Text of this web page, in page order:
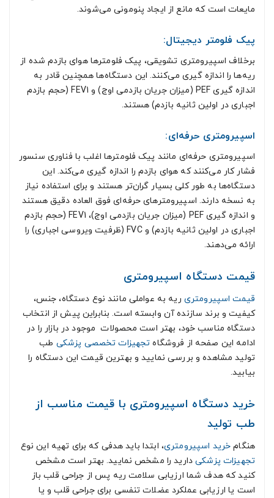
مایعات است که مانع از ایجاد پنومونی می‌شوند.
پیک فلومتر دیجیتال:
برخلاف اسپیرومتری تشویقی، پیک فلومترها هوای بازدم شده از
ریه‌ها را اندازه گیری می‌کنند. این دستگاه‌ها همچنین قادر به
اندازه گیری PEF (میزان جریان بازدمی اوج) و FEV1 (حجم بازدم
اجباری در اولین ثانیه بازدم) هستند.
اسپیرومتری حرفه‌ای:
اسپیرومتری حرفه‌ای مانند پیک فلومترها اغلب با فناوری سنسور
فشار کار می‌کنند که هوای بازدم را اندازه گیری می‌کند. این
دستگاه‌ها به طور کلی بسیار گران‌تر هستند و برای استفاده نیاز
به نسخه دارند. اسپیرومترهای حرفه‌ای فوق العاده دقیق هستند
و اندازه گیری PEF (میزان جریان بازدمی اوج)، FEV1 (حجم بازدم
اجباری در اولین ثانیه بازدم) و FVC (ظرفیت ویروسی اجباری) را
ارائه می‌دهند.
قیمت دستگاه اسپیرومتری
قیمت اسپیرومتری ریه به عواملی مانند نوع دستگاه، جنس،
کیفیت و برند سازنده آن وابسته است. بنابراین پیش از انتخاب
دستگاه مناسب خود، بهتر است محصولات موجود در بازار را در
ادامه این صفحه از فروشگاه تجهیزات تخصصی پزشکی طب
تولید مشاهده و بررسی نمایید و بهترین قیمت این دستگاه را
بیابید.
خرید دستگاه اسپیرومتری با قیمت مناسب از
طب تولید
هنگام خرید اسپیرومتری، ابتدا باید هدفی که برای تهیه این نوع
تجهیزات پزشکیدارید را مشخص نمایید. بهتر است مشخص
کنید که هدف شما ارزیابی سلامت ریه پس از جراحی قلب باز
است یا ارزیابی عملکرد عضلات تنفسی برای جراحی قلب و یا